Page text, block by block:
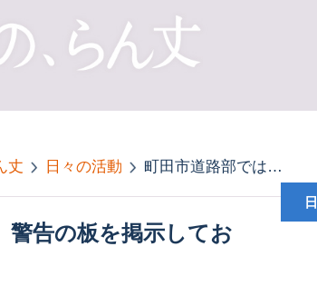
丈 日々の活動 町田市道路部では、警告の板を掲示しております